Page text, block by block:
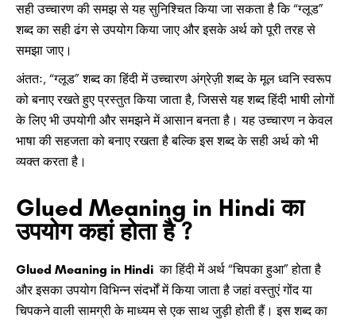
सही उच्चारण की समझ से यह सुनिश्चित किया जा सकता है कि “ग्लूड”
शब्द का सही ढंग से उपयोग किया जाए और इसके अर्थ को पूरी तरह से
समझा जाए।
अंततः, “ग्लूड” शब्द का हिंदी में उच्चारण अंग्रेज़ी शब्द के मूल ध्वनि स्वरूप
को बनाए रखते हुए प्रस्तुत किया जाता है, जिससे यह शब्द हिंदी भाषी लोगों
के लिए भी उपयोगी और समझने में आसान बनता है। यह उच्चारण न केवल
भाषा की सहजता को बनाए रखता है बल्कि इस शब्द के सही अर्थ को भी
व्यक्त करता है।
Glued Meaning in Hindi का
उपयोग कहां होता है ?
Glued Meaning in Hindi का हिंदी में अर्थ “चिपका हुआ” होता है
और इसका उपयोग विभिन्न संदर्भों में किया जाता है जहां वस्तुएं गोंद या
चिपकने वाली सामग्री के माध्यम से एक साथ जुड़ी होती हैं। इस शब्द का